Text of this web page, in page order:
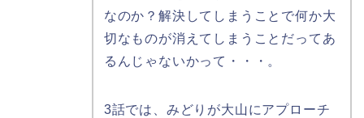
なのか？解決してしまうことで何か大
切なものが消えてしまうことだってあ
るんじゃないかって・・・。
3話では、みどりが大山にアプローチ